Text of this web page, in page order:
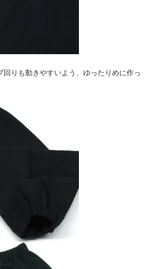
りも動きやすいよう、ゆったりめに作っ